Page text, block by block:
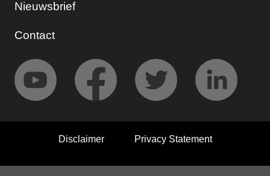
Nieuwsbrief
Contact
Disclaimer Privacy Statement